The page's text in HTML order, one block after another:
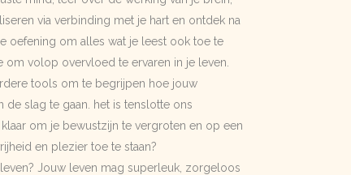
via verbinding met je hart en ontdek na
oefening om alles wat je leest ook toe te
om volop overvloed te ervaren in je leven.
tools om te begrijpen hoe jouw
de slag te gaan. het is tenslotte ons
om je bewustzijn te vergroten en op een
en plezier toe te staan?
Jouw leven mag superleuk, zorgeloos